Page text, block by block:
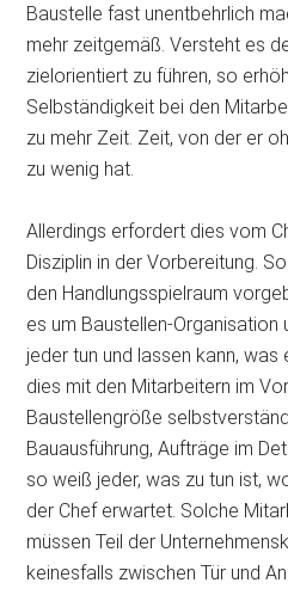
Baustelle fast unentbehrlich
mehr zeitgemäß. Versteht es
zielorientiert zu führen, so
Selbständigkeit bei den
zu mehr Zeit. Zeit, von der er
zu wenig hat.
Allerdings erfordert dies vom
Disziplin in der Vorbereitung.
den Handlungsspielraum
es um Baustellen-Organisation
jeder tun und lassen kann,
dies mit den Mitarbeitern im
Baustellengröße
Bauausführung, Aufträge im
so weiß jeder, was zu tun ist,
der Chef erwartet. Solche
müssen Teil der
keinesfalls zwischen Tür und